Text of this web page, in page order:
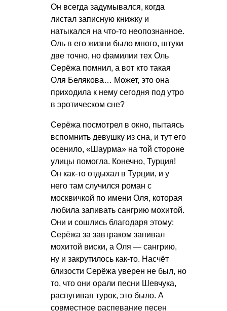
Он всегда задумывался, когда
листал записную книжку и
натыкался на что-то неопознанное.
Оль в его жизни было много, штуки
две точно, но фамилии тех Оль
Серёжа помнил, а вот кто такая
Оля Белякова… Может, это она
приходила к нему сегодня под утро
в эротическом сне?
Серёжа посмотрел в окно, пытаясь
вспомнить девушку из сна, и тут его
осенило, «Шаурма» на той стороне
улицы помогла. Конечно, Турция!
Он как-то отдыхал в Турции, и у
него там случился роман с
москвичкой по имени Оля, которая
любила запивать сангрию мохитой.
Они и сошлись благодаря этому:
Серёжа за завтраком запивал
мохитой виски, а Оля — сангрию,
ну и закрутилось как-то. Насчёт
близости Серёжа уверен не был, но
то, что они орали песни Шевчука,
распугивая турок, это было. А
совместное распевание песен